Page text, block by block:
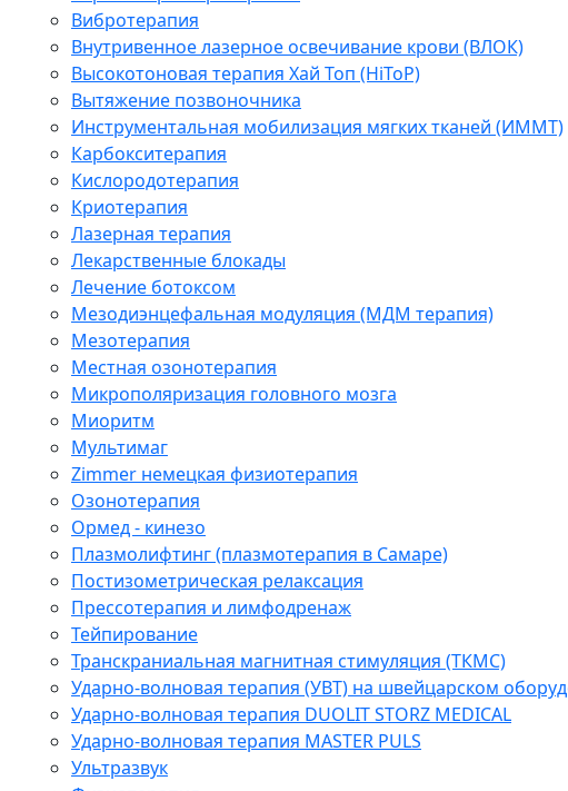
Вибротерапия
Внутривенное лазерное освечивание крови (ВЛОК)
Высокотоновая терапия Хай Топ (HiToP)
Вытяжение позвоночника
Инструментальная мобилизация мягких тканей (ИММТ)
Карбокситерапия
Кислородотерапия
Криотерапия
Лазерная терапия
Лекарственные блокады
Лечение ботоксом
Мезодиэнцефальная модуляция (МДМ терапия)
Мезотерапия
Местная озонотерапия
Микрополяризация головного мозга
Миоритм
Мультимаг
Zimmer немецкая физиотерапия
Озонотерапия
Ормед - кинезо
Плазмолифтинг (плазмотерапия в Самаре)
Постизометрическая релаксация
Прессотерапия и лимфодренаж
Тейпирование
Транскраниальная магнитная стимуляция (ТКМС)
Ударно-волновая терапия (УВТ) на швейцарском
Ударно-волновая терапия DUOLIT STORZ MEDICAL
Ударно-волновая терапия MASTER PULS
Ультразвук